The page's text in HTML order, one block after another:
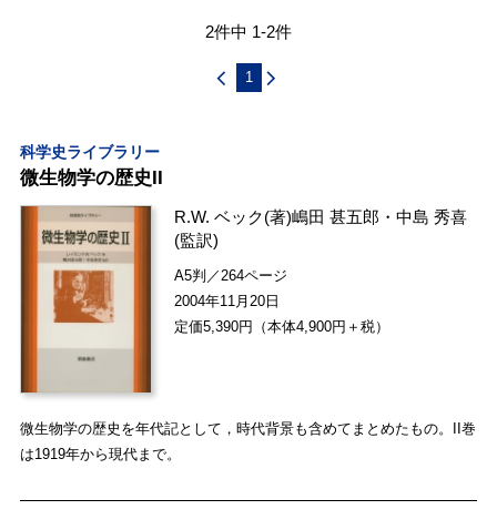
2件中 1-2件
1
科学史ライブラリー
微生物学の歴史II
R.W. ベック(著)嶋田 甚五郎 ・中島 秀喜
(監訳)
A5判／264ページ
2004年11月20日
定価5,390円（本体4,900円＋税）
微生物学の歴史を年代記として，時代背景も含めてまとめたもの。II巻
は1919年から現代まで。